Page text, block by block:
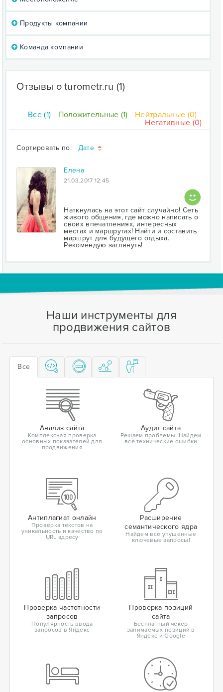
Продукты компании
Команда компании
Отзывы о turometr.ru (1)
Все (1) Положительные (1)
Нейтральные (0)
Негативные (0)
Сортировать по: Дате
Елена
21.03.2017 12:45
Наткнулась на этот сайт случайно! Сеть
живого общения, где можно написать о
своих впечатлениях, интересных
местах и маршрутах! Найти и составить
маршрут для будущего отдыха.
Рекомендую заглянуть!
Наши инструменты для
продвижения сайтов
Все
Анализ сайта
Комплексная проверка
основных показателей для
продвижения
Аудит сайта
Решаем проблемы. Найдем
все технические ошибки
Антиплагиат онлайн
Проверка текстов на
уникальность и качество по
URL адресу
Расширение
семантического ядра
Найдем все упущенные
ключевые запросы!
Проверка частотности
запросов
Популярность ввода
запросов в Яндекс
Проверка позиций
сайта
Бесплатный чекер
занимаемых позиций в
Яндекс и Google